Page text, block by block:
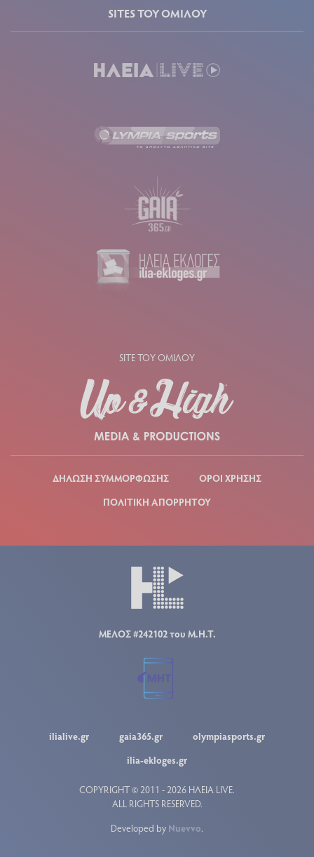
SITES ΤΟΥ ΟΜΙΛΟΥ
SITE ΤΟΥ ΟΜΙΛΟΥ
ΔΗΛΩΣΗ ΣΥΜΜΟΡΦΩΣΗΣ
ΟΡΟΙ ΧΡΗΣΗΣ
ΠΟΛΙΤΙΚΗ ΑΠΟΡΡΗΤΟΥ
ΜΕΛΟΣ #242102 του Μ.Η.Τ.
ilialive.gr gaia365.gr
olympiasports.gr
ilia-ekloges.gr
COPYRIGHT © 2011 - 2026 ΗΛΕΙΑ LIVE.
ALL RIGHTS RESERVED.
Developed by Nuevvo.